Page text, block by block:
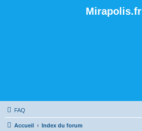
Mirapolis.fr
FAQ
Accueil Index du forum